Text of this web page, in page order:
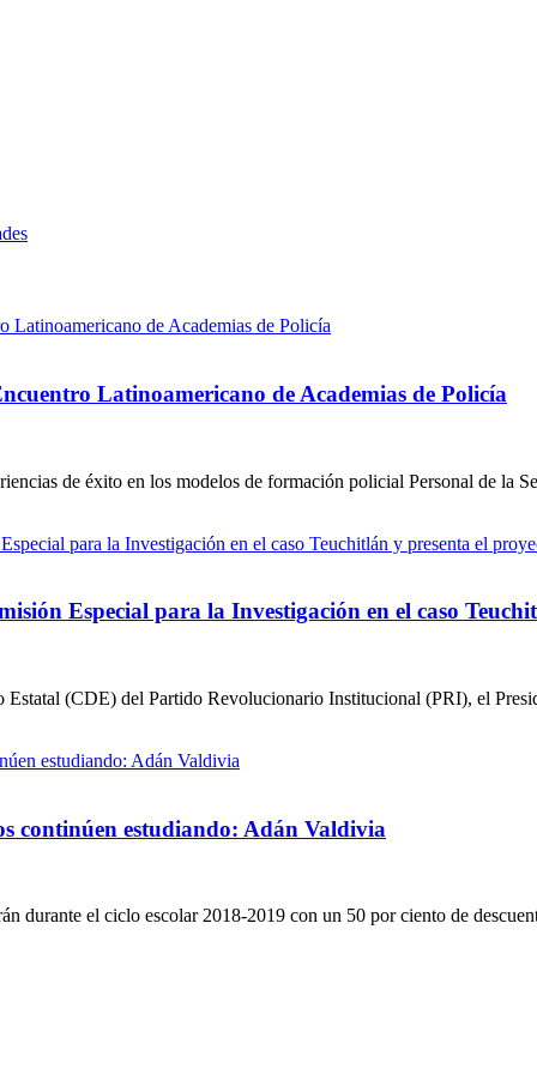
Latinoamericano de Academias de Policía
de éxito en los modelos de formación policial Personal de la
Especial para la Investigación en el caso
(CDE) del Partido Revolucionario Institucional (PRI), el
continúen estudiando: Adán Valdivia
durante el ciclo escolar 2018-2019 con un 50 por ciento de